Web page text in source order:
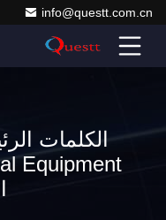
info@questt.com.cn